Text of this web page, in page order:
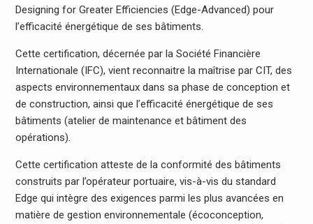
Designing for Greater Efficiencies (Edge-Advanced) pour
l’efficacité énergétique de ses bâtiments.
Cette certification, décernée par la Société Financière
Internationale (IFC), vient reconnaitre la maîtrise par CIT, des
aspects environnementaux dans sa phase de conception et
de construction, ainsi que l’efficacité énergétique de ses
bâtiments (atelier de maintenance et bâtiment des
opérations).
Cette certification atteste de la conformité des bâtiments
construits par l’opérateur portuaire, vis-à-vis du standard
Edge qui intègre des exigences parmi les plus avancées en
matière de gestion environnementale (écoconception,